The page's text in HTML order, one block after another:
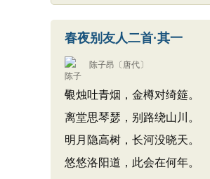
春夜别友人二首·其一
陈子昂 〔唐代〕
银烛吐青烟，金樽对绮筵。
离堂思琴瑟，别路绕山川。
明月隐高树，长河没晓天。
悠悠洛阳道，此会在何年。